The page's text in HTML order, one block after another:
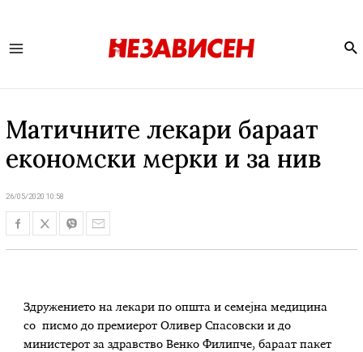
Матичните лекари бараат
економски мерки и за нив
26/05/2020 10:58
Здружението на лекари по општа и семејна медицина
со писмо до премиерот Оливер Спасовски и до
министерот за здравство Венко Филипче, бараат пакет